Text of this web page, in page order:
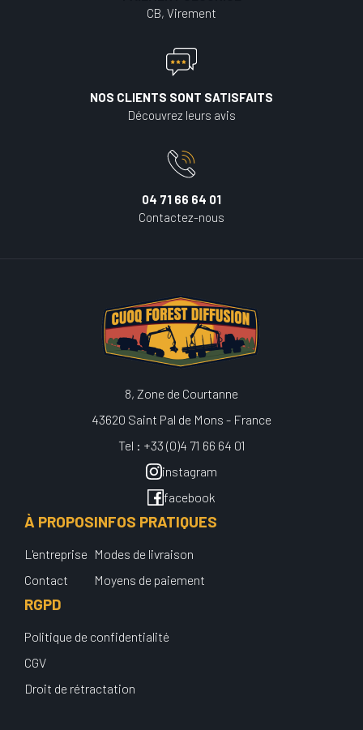
CB, Virement
NOS CLIENTS SONT SATISFAITS
Découvrez leurs avis
04 71 66 64 01
Contactez-nous
8, Zone de Courtanne
43620 Saint Pal de Mons - France
Tel : +33 (0)4 71 66 64 01
instagram
facebook
À PROPOS
L'entreprise
Contact
INFOS PRATIQUES
Modes de livraison
Moyens de paiement
RGPD
Politique de confidentialité
CGV
Droit de rétractation